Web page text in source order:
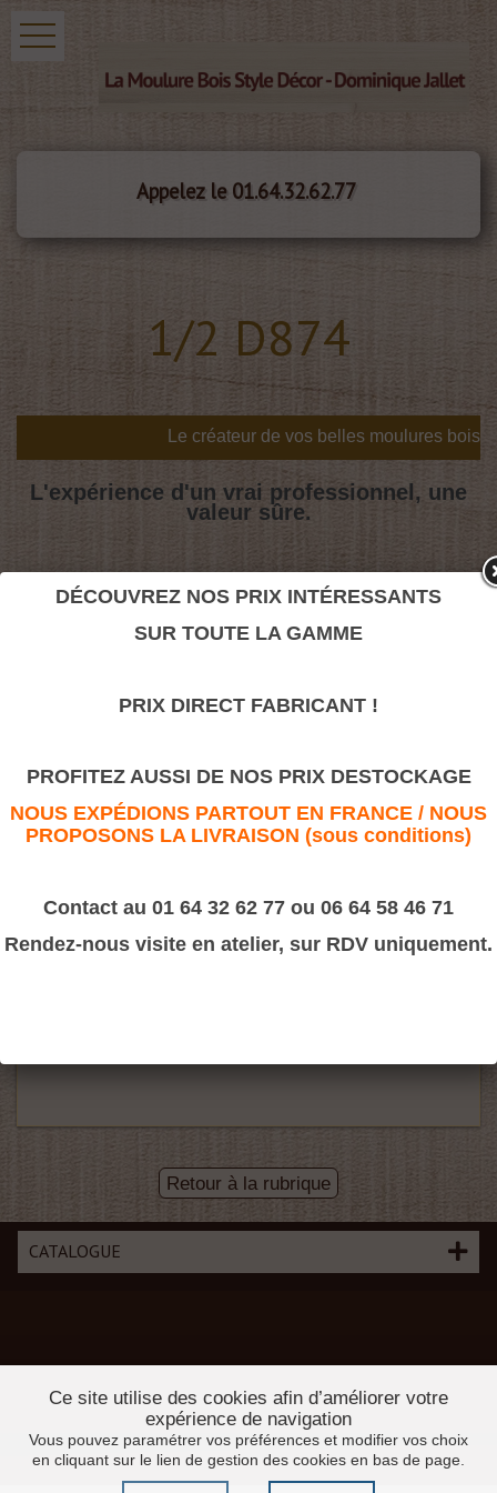
Appelez le 01.64.32.62.77
1/2 D874
L'expérience d'un vrai professionnel, une
valeur sûre.
1/2 D874
Moulures sculptées
D874/1010X4
Retour à la rubrique
CATALOGUE
Ce site utilise des cookies afin d’améliorer votre
expérience de navigation
Vous pouvez paramétrer vos préférences et modifier vos choix
en cliquant sur le lien de gestion des cookies en bas de page.
DÉCOUVREZ NOS PRIX INTÉRESSANTS
SUR TOUTE LA GAMME
PRIX DIRECT FABRICANT !
PROFITEZ AUSSI DE NOS PRIX DESTOCKAGE
NOUS EXPÉDIONS PARTOUT EN FRANCE / NOUS
PROPOSONS LA LIVRAISON (sous conditions)
Contact au 01 64 32 62 77 ou 06 64 58 46 71
Rendez-nous visite en atelier, sur RDV uniquement.